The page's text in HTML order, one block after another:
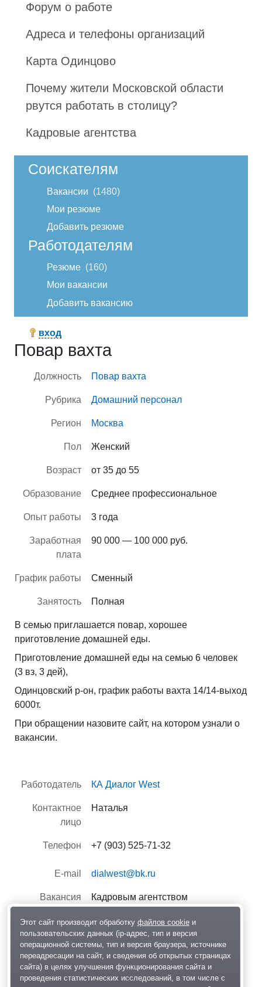
Форум о работе
Адреса и телефоны организаций
Карта Одинцово
Почему жители Московской области
рвутся работать в столицу?
Кадровые агентства
Соискателям
Вакансии
1480
Мои резюме
Добавить резюме
Работодателям
Резюме
160
Мои вакансии
Добавить вакансию
вход
Повар вахта
Должность Повар вахта
Рубрика Домашний персонал
Регион Москва
Пол Женский
Возраст от 35 до 55
Образование Среднее профессиональное
Опыт работы 3 года
Заработная
плата
90 000 — 100 000 руб.
График работы Сменный
Занятость Полная
В семью приглашается повар, хорошее
приготовление домашней еды.
Приготовление домашней еды на семью 6 человек
(3 вз, 3 дей),
Одинцовский р-он, график работы вахта 14/14-выход
6000т.
При обращении назовите сайт, на котором узнали о
вакансии.
Работодатель КА Диалог West
Контактное
лицо
Наталья
Телефон +7 (903) 525-71-32
E-mail dialwest@bk.ru
Вакансия
Кадровым агентством
Опубликовано 09 апреля 2024, 13:45
80
Редактировать
Этот сайт производит обработку файлов cookieи
пользовательских данных (ip-адрес, тип и версия
операционной системы, тип и версия браузера, источнике
переадресации на сайт, и сведения об открытых страницах
сайта) в целях улучшения функционирования сайта и
проведения статистических исследований, в том числе с